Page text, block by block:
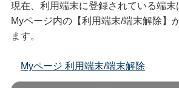
現在、利用端末に登録されている端末
Myページ内の【利用端末/端末解除】
ます。
Myページ 利用端末/端末解除